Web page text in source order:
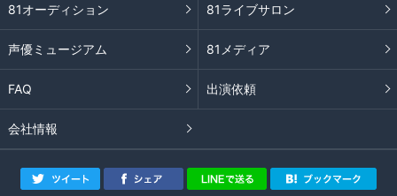
81オーディション 81ライブサロン
声優ミュージアム 81メディア
FAQ 出演依頼
会社情報